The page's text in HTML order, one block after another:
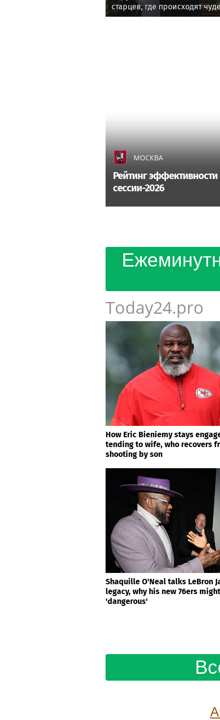
старцев, где происходят
МОСКВА
Рейтинг
сессии-2026
Today24.pro
How Eric Bieniemy stays
tending to wife, who recovers
shooting by son
Shaquille O'Neal talks LeBron
legacy, why his new 76ers
'dangerous'